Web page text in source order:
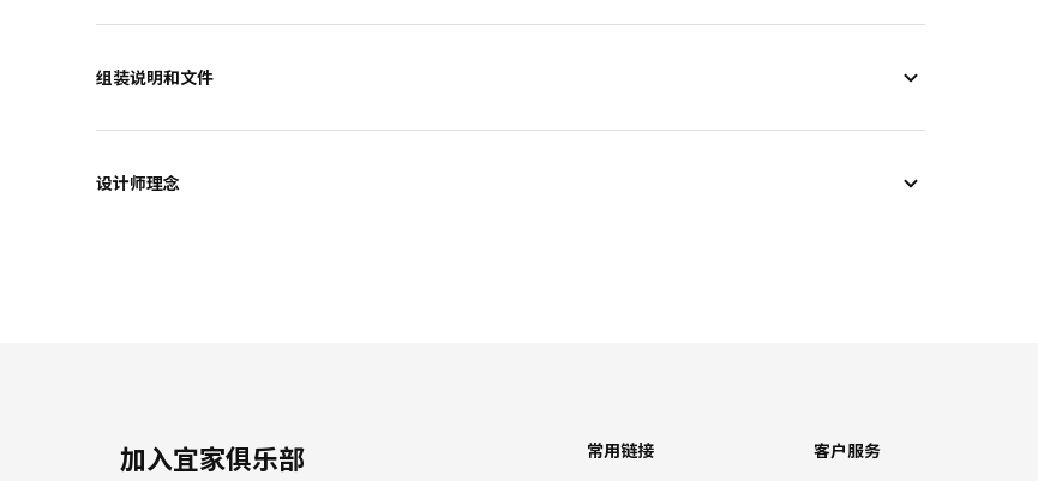
组装说明和文件
设计师理念
加入宜家俱乐部 常用链接 客户服务